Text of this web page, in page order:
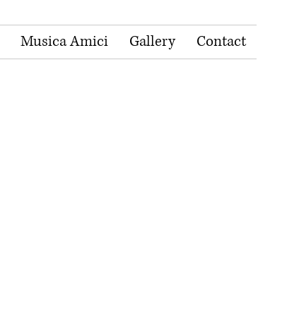
Musica Amici Gallery Contact